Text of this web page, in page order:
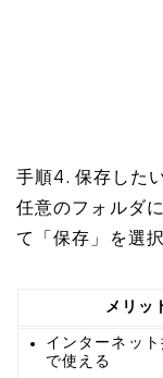
手順4. 保存した
任意のフォルダ
て「保存」を選
メリッ
インターネット
で使える